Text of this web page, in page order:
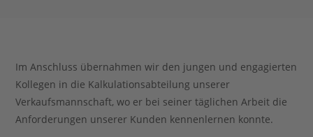
Im Anschluss übernahmen wir den jungen und engagierten
Kollegen in die Kalkulationsabteilung unserer
Verkaufsmannschaft, wo er bei seiner täglichen Arbeit die
Anforderungen unserer Kunden kennenlernen konnte.